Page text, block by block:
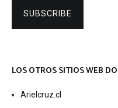
SUBSCRIBE
LOS OTROS SITIOS WEB
Arielcruz.cl